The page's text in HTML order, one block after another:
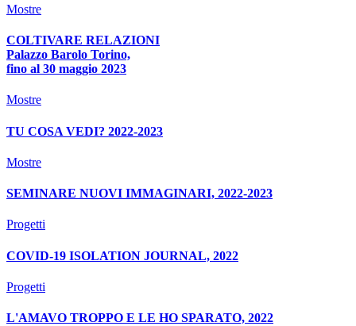
Mostre
COLTIVARE RELAZIONI
Palazzo Barolo Torino,
fino al 30 maggio 2023
Mostre
TU COSA VEDI? 2022-2023
Mostre
SEMINARE NUOVI IMMAGINARI, 2022-2023
Progetti
COVID-19 ISOLATION JOURNAL, 2022
Progetti
L'AMAVO TROPPO E LE HO SPARATO, 2022